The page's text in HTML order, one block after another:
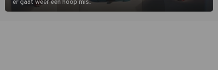
er gaat weer een hoop mis.